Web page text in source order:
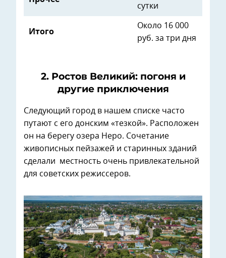
сутки
Итого
Около 16 000
руб. за три дня
2. Ростов Великий: погоня и
другие приключения
Следующий город в нашем списке часто
путают с его донским «тезкой». Расположен
он на берегу озера Неро. Сочетание
живописных пейзажей и старинных зданий
сделали местность очень привлекательной
для советских режиссеров.